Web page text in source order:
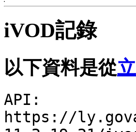
iVOD記錄
以下資料是從
API:
https://